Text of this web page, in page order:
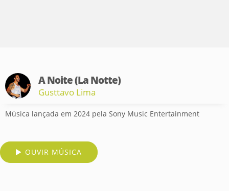
A Noite (La Notte)
Gusttavo Lima
Música lançada em 2024 pela Sony Music Entertainment
OUVIR MÚSICA